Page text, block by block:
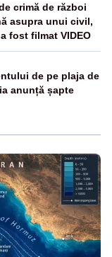
crimă de război
asupra unui civil,
fost filmat VIDEO
de pe plaja de
anunță șapte